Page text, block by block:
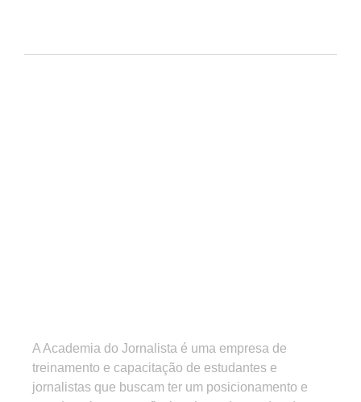
A Academia do Jornalista é uma empresa de
treinamento e capacitação de estudantes e
jornalistas que buscam ter um posicionamento e